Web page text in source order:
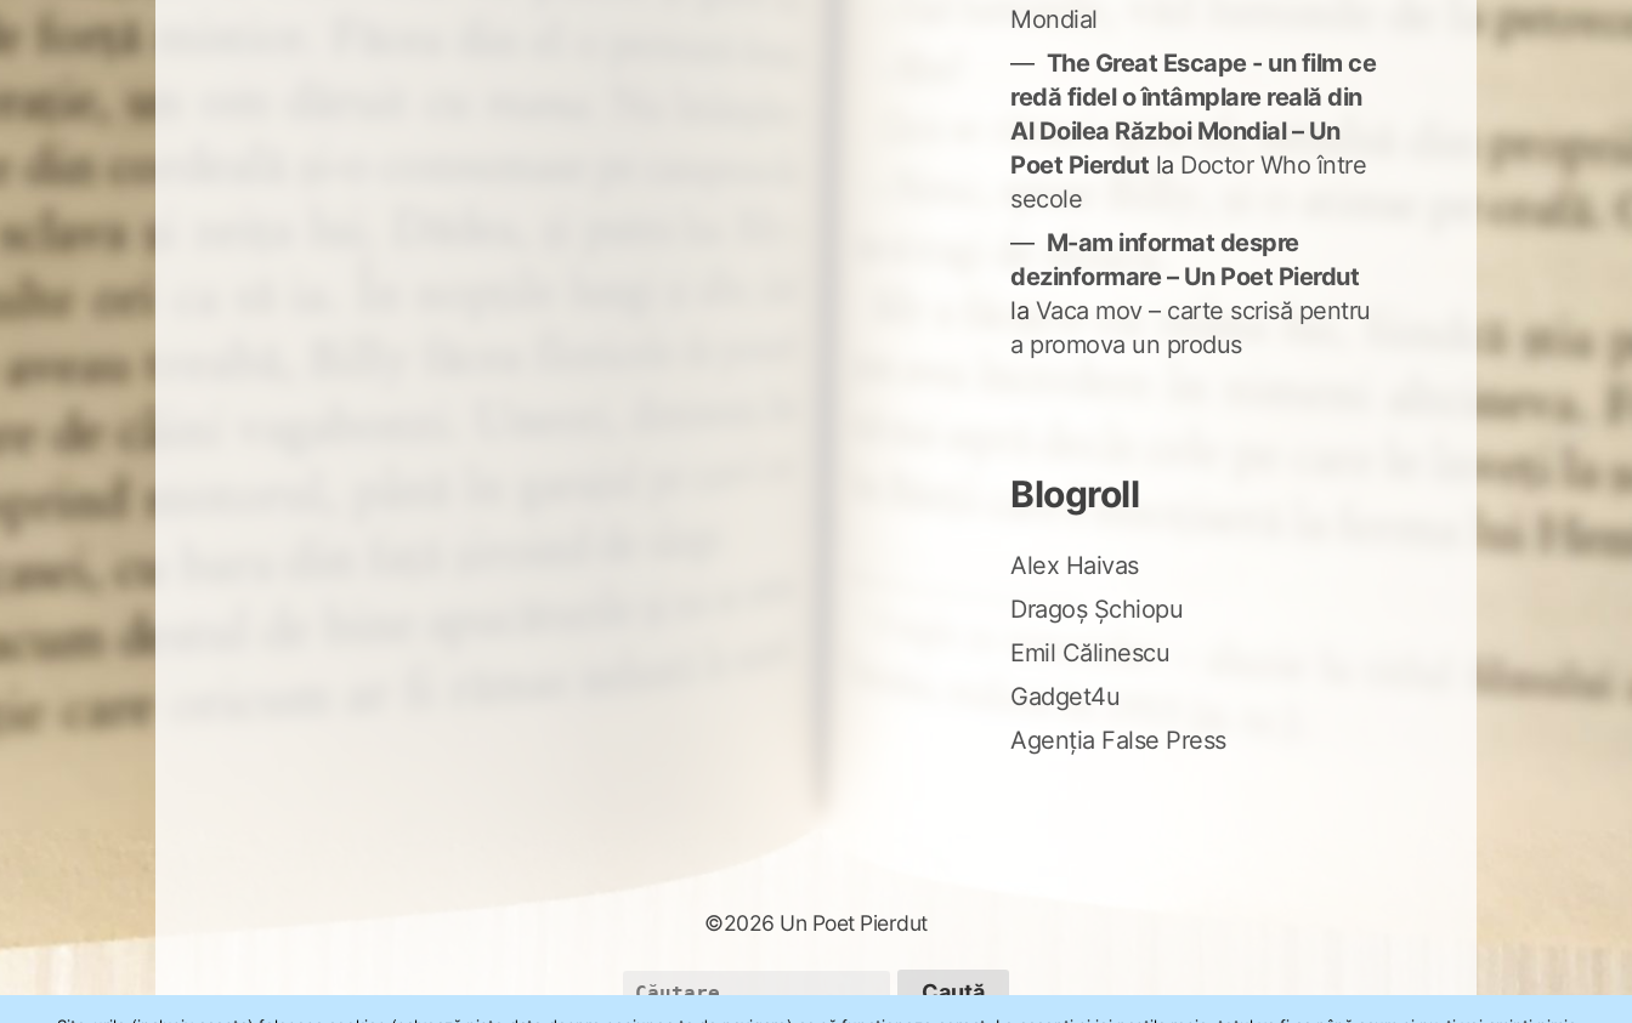
Mondial
The Great Escape - un film ce
redă fidel o întâmplare reală din
Al Doilea Război Mondial – Un
Poet Pierdut la Doctor Who între
secole
M-am informat despre
dezinformare – Un Poet Pierdut
la Vaca mov – carte scrisă pentru
a promova un produs
Blogroll
Alex Haivas
Dragoș Șchiopu
Emil Călinescu
Gadget4u
Agenția False Press
©2026 Un Poet Pierdut
Caută